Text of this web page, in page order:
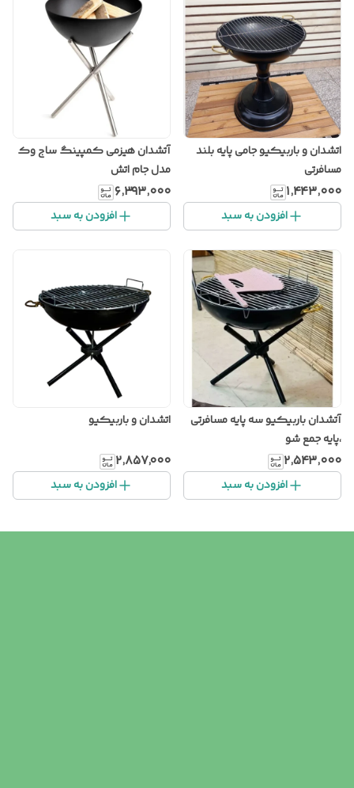
اتشدان و باربیکیو جامی پایه بلند
مسافرتی
۱٬۴۴۳٬۰۰۰
افزودن به سبد
آتشدان هیزمی کمپینگ ساج وک
مدل جام اتش
۶٬۳۹۳٬۰۰۰
افزودن به سبد
آتشدان باربیکیو سه پایه مسافرتی
،پایه جمع شو
۲٬۵۴۳٬۰۰۰
افزودن به سبد
اتشدان و باربیکیو
۲٬۸۵۷٬۰۰۰
افزودن به سبد